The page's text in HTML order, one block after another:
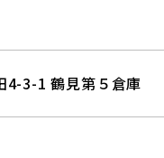
4-3-1 鶴見第５倉庫